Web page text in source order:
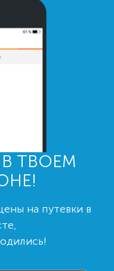
В ТВОЕМ
на путевки в